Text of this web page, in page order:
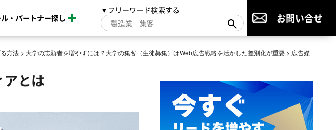
・パートナー探し
▼フリーワード検索する
お問い合せ
方法 > 大学の志願者を増やすには？大学の集客（生徒募集）はWeb広告戦略を活かした差別化が重要 > 広告媒
とは